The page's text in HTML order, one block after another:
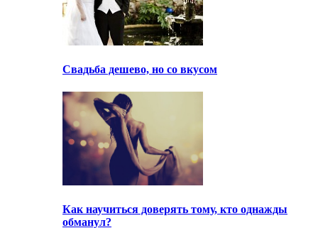
Свадьба дешево, но со вкусом
Как научиться доверять тому, кто однажды
обманул?